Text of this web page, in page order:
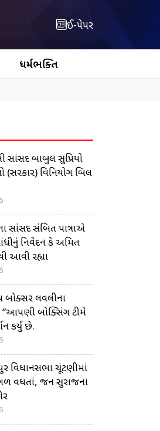
ઈ-પેપર
ધર્મભક્તિ
સાંસદ બાબુલ સુપ્રિયો
વિનિયોગ બિલ
સાંસદ સંબિત પાત્રાએ
નિવેદન કે અમિત
આવી રહ્યા
બોક્સર લવલીના
“આપણી બોક્સિંગ ટીમે
કર્યું છે.
વિધાનસભા ચૂંટણીમાં
વધતાં, જન સુરાજના